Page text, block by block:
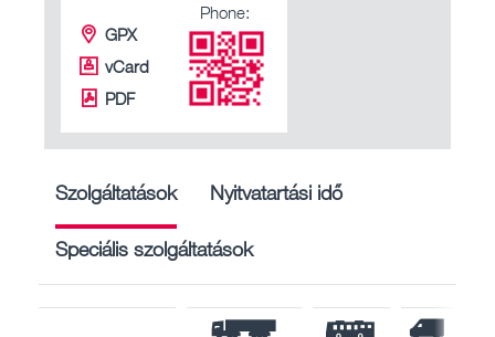
GPX
vCard
PDF
Phone:
Szolgáltatások Nyitvatartási idő
Speciális szolgáltatások